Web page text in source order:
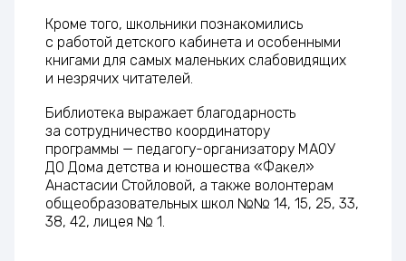
Кроме того, школьники познакомились
с работой детского кабинета и особенными
книгами для самых маленьких слабовидящих
и незрячих читателей.
Библиотека выражает благодарность
за сотрудничество координатору
программы — педагогу-организатору МАОУ
ДО Дома детства и юношества «Факел»
Анастасии Стойловой, а также волонтерам
общеобразовательных школ №№ 14, 15, 25, 33,
38, 42, лицея № 1.